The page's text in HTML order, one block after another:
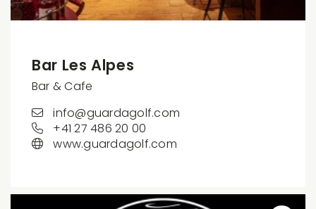
Bar Les Alpes
Bar & Cafe
info@guardagolf.com
+41 27 486 20 00
www.guardagolf.com